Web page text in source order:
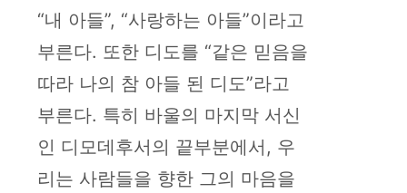
“내 아들”, “사랑하는 아들”이라고
부른다. 또한 디도를 “같은 믿음을
따라 나의 참 아들 된 디도”라고
부른다. 특히 바울의 마지막 서신
인 디모데후서의 끝부분에서, 우
리는 사람들을 향한 그의 마음을